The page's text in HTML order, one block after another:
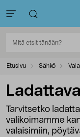
Etusivu Sähkö
Tarvitsetko
valikoimamme
valaisimiin,